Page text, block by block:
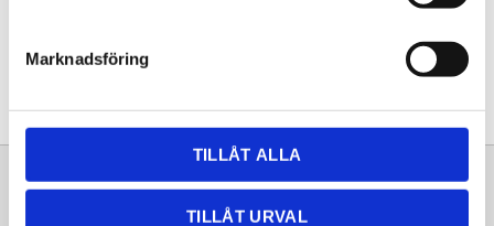
Marknadsföring
TILLÅT ALLA
TILLÅT URVAL
Sortiment Information